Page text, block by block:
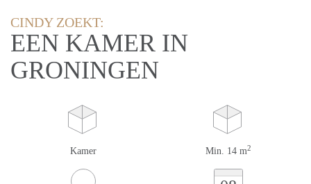
CINDY ZOEKT:
EEN KAMER IN
GRONINGEN
Kamer Min. 14 m2